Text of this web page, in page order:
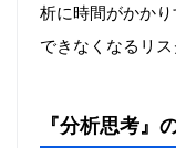
析に時間がかか
できなくなるリス
『分析思考』